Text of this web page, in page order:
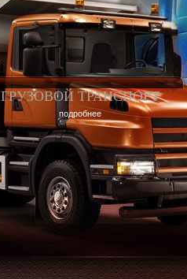
ГРУЗОВОЙ ТРАНСПОРТ
подробнее